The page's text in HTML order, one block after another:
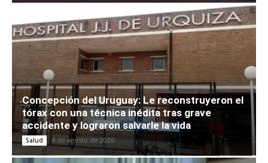
Concepción del Uruguay: Le reconstruyeron el
tórax con una técnica inédita tras grave
accidente y lograron salvarle la vida
Salud 4 de agosto de 2026